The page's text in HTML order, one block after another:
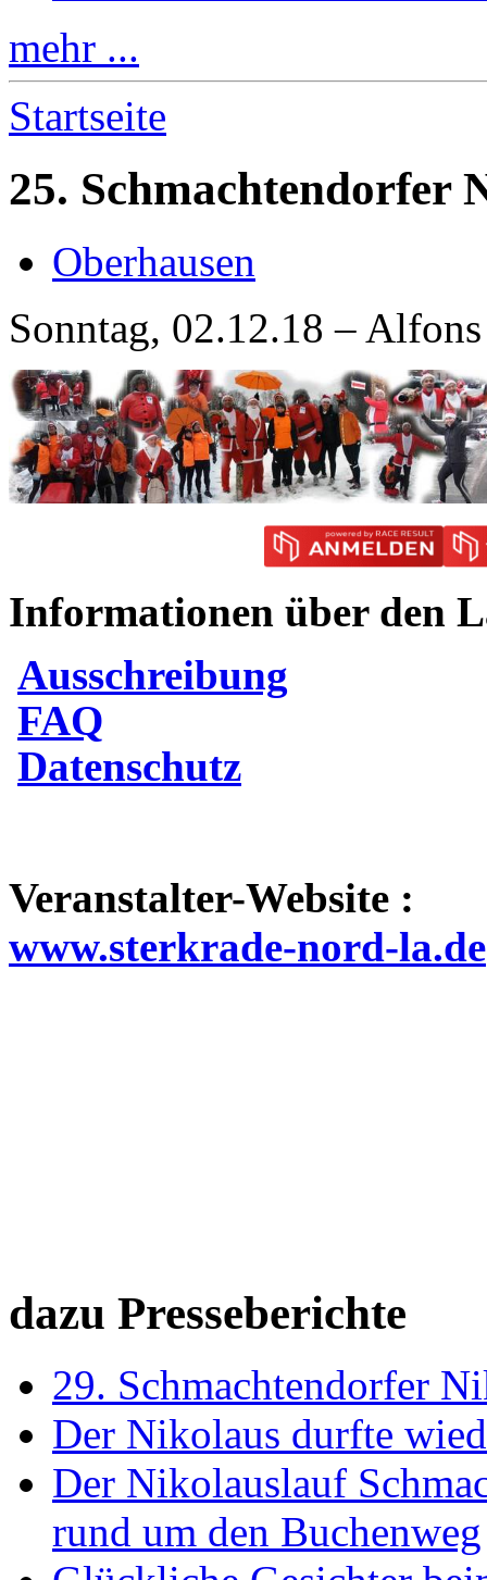
mehr ...
Startseite
25. Schmachtendorfer
Oberhausen
Sonntag, 02.12.18 –
Informationen über den
Ausschreibung
FAQ
Datenschutz
Veranstalter-Website :
www.sterkrade-nord-la.de
dazu Presseberichte
29. Schmachtendorfer
Der Nikolaus durfte
Der Nikolauslauf
rund um den Buchenweg